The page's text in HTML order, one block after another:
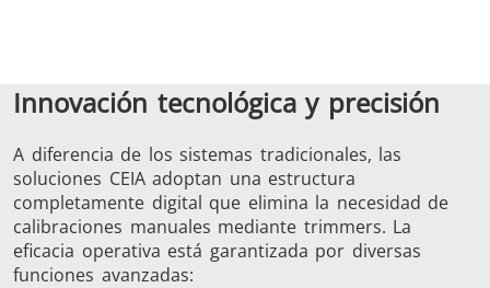
Innovación tecnológica y precisión
A diferencia de los sistemas tradicionales, las
soluciones CEIA adoptan una estructura
completamente digital que elimina la necesidad de
calibraciones manuales mediante trimmers. La
eficacia operativa está garantizada por diversas
funciones avanzadas: